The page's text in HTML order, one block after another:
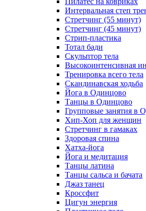
Интервальная степ
Стретчинг (55 минут)
Стретчинг (45 минут)
Стрип-пластика
Тотал бади
Скульптор тела
Высокоинтенсивная
Тренировка всего тела
Скандинавская ходьба
Йога в Одинцово
Танцы в Одинцово
Групповые занятия в
Хип-Хоп для женщин
Стретчинг в гамаках
Здоровая спина
Хатха-йога
Йога и медитация
Танцы латина
Танцы сальса и бачата
Джаз танец
Кроссфит
Цигун энергия